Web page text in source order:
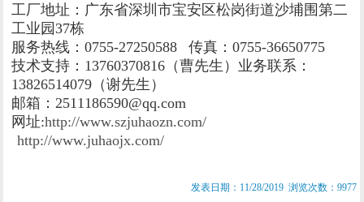
工厂地址：广东省深圳市宝安区松岗街道沙埔围第二
工业园37栋
服务热线：0755-27250588 传真：0755-36650775
技术支持：13760370816（曹先生）业务联系：
13826514079（谢先生）
邮箱：2511186590@qq.com
网址:http://www.szjuhaozn.com/
http://www.juhaojx.com/
发表日期：11/28/2019 浏览次数：9977